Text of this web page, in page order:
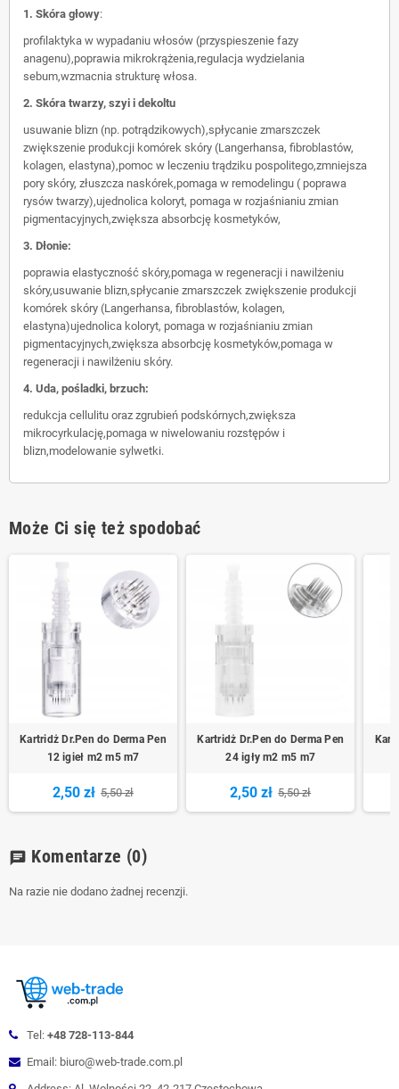
1. Skóra głowy:
profilaktyka w wypadaniu włosów (przyspieszenie fazy
anagenu),poprawia mikrokrążenia,regulacja wydzielania
sebum,wzmacnia strukturę włosa.
2. Skóra twarzy, szyi i dekoltu
usuwanie blizn (np. potrądzikowych),spłycanie zmarszczek
zwiększenie produkcji komórek skóry (Langerhansa, fibroblastów,
kolagen, elastyna),pomoc w leczeniu trądziku pospolitego,zmniejsza
pory skóry, złuszcza naskórek,pomaga w remodelingu ( poprawa
rysów twarzy),ujednolica koloryt, pomaga w rozjaśnianiu zmian
pigmentacyjnych,zwiększa absorbcję kosmetyków,
3. Dłonie:
poprawia elastyczność skóry,pomaga w regeneracji i nawilżeniu
skóry,usuwanie blizn,spłycanie zmarszczek zwiększenie produkcji
komórek skóry (Langerhansa, fibroblastów, kolagen,
elastyna)ujednolica koloryt, pomaga w rozjaśnianiu zmian
pigmentacyjnych,zwiększa absorbcję kosmetyków,pomaga w
regeneracji i nawilżeniu skóry.
4. Uda, pośladki, brzuch:
redukcja cellulitu oraz zgrubień podskórnych,zwiększa
mikrocyrkulację,pomaga w niwelowaniu rozstępów i
blizn,modelowanie sylwetki.
Może Ci się też spodobać
Kartridż Dr.Pen do Derma Pen
12 igieł m2 m5 m7
2,50 zł 5,50 zł
Kartridż Dr.Pen do Derma Pen
24 igły m2 m5 m7
2,50 zł 5,50 zł
chat Komentarze (0)
Na razie nie dodano żadnej recenzji.
Tel: +48 728-113-844
Email: biuro@web-trade.com.pl